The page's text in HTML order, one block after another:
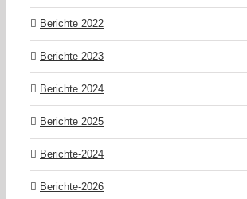
Berichte 2022
Berichte 2023
Berichte 2024
Berichte 2025
Berichte-2024
Berichte-2026